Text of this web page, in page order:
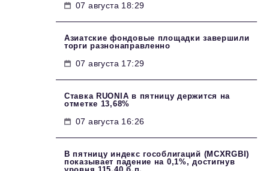
07 августа 18:29
Азиатские фондовые площадки завершили
торги разнонаправленно
07 августа 17:29
Ставка RUONIA в пятницу держится на
отметке 13,68%
07 августа 16:26
В пятницу индекс гособлигаций (MCXRGBI)
показывает падение на 0,1%, достигнув